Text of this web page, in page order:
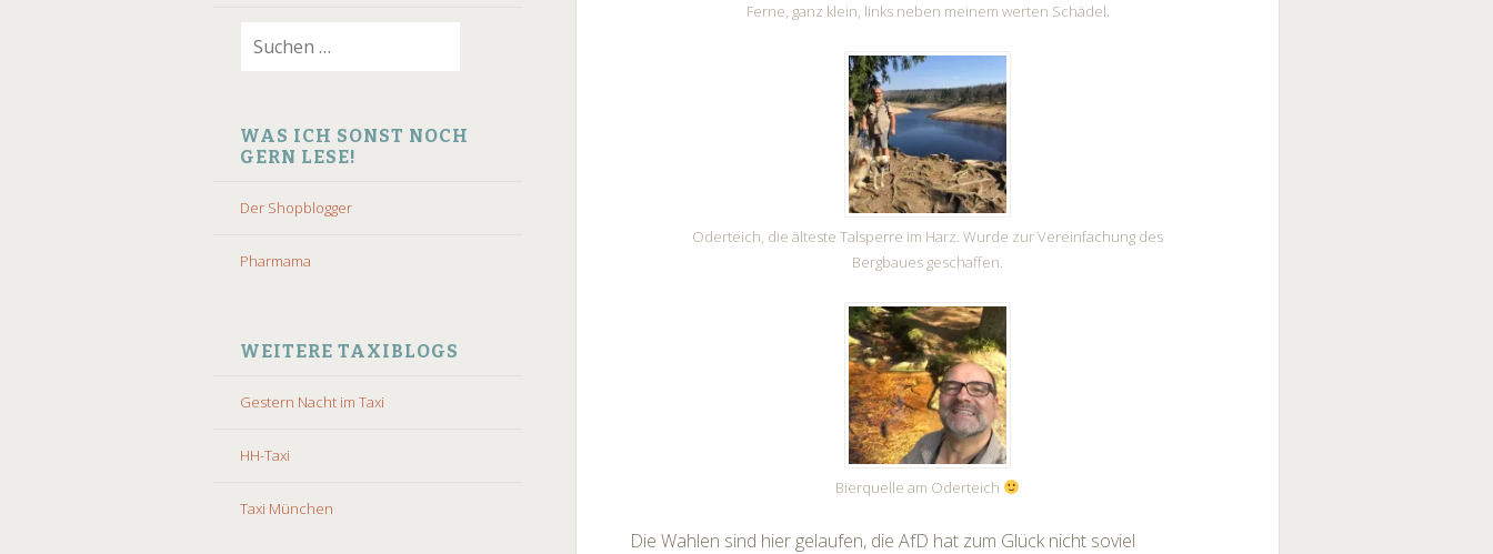
WAS ICH SONST NOCH
GERN LESE!
Der Shopblogger
Pharmama
WEITERE TAXIBLOGS
Gestern Nacht im Taxi
HH-Taxi
Taxi München
Ferne, ganz klein, links neben meinem werten Schädel.
Oderteich, die älteste Talsperre im Harz. Wurde zur Vereinfachung des
Bergbaues geschaffen.
Bierquelle am Oderteich
Die Wahlen sind hier gelaufen, die AfD hat zum Glück nicht soviel